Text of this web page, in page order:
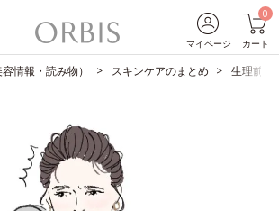
マイページ
0
カート
情報・読み物） スキンケアのまとめ 生理前の